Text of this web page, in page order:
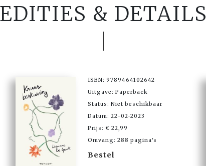
EDITIES & DETAILS
ISBN: 9789464102642
Uitgave: Paperback
Status: Niet beschikbaar
Datum: 22-02-2023
Prijs: € 22,99
Omvang: 288 pagina's
Bestel